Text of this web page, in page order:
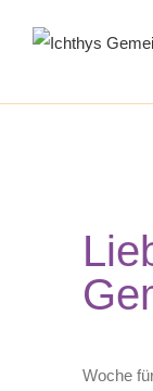
Inhalt
Woche